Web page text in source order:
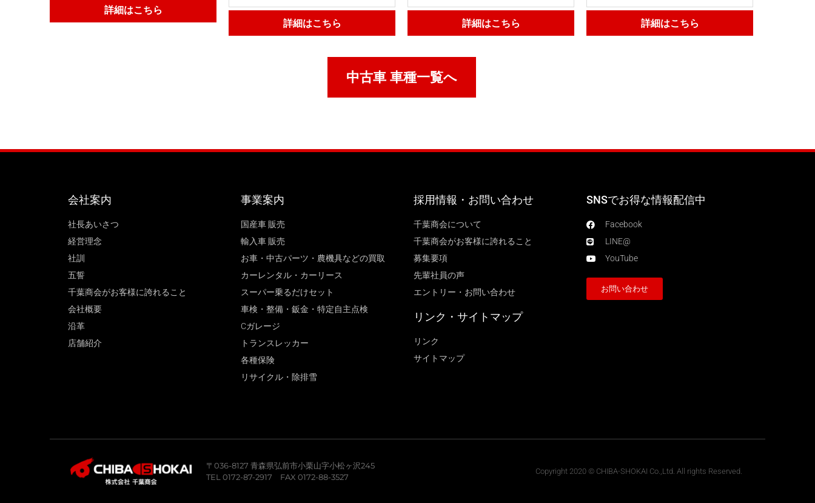
詳細はこちら
詳細はこちら 詳細はこちら 詳細はこちら
中古車 車種一覧へ
会社案内
社長あいさつ
経営理念
社訓
五誓
千葉商会がお客様に誇れること
会社概要
沿革
店舗紹介
事業案内
国産車 販売
輸入車 販売
お車・中古パーツ・農機具などの買取
カーレンタル・カーリース
スーパー乗るだけセット
車検・整備・鈑金・特定自主点検
Cガレージ
トランスレッカー
各種保険
リサイクル・除排雪
採用情報・お問い合わせ
千葉商会について
千葉商会がお客様に誇れること​
募集要項
先輩社員の声
エントリー・お問い合わせ
リンク・サイトマップ
リンク
サイトマップ
SNSでお得な情報配信中
Facebook
LINE@
YouTube
お問い合わせ
〒036-8127 青森県弘前市小栗山字小松ヶ沢245
TEL 0172-87-2917 FAX 0172-88-3527
Copyright 2020 © CHIBA-SHOKAI Co.,Ltd. All rights Reserved.